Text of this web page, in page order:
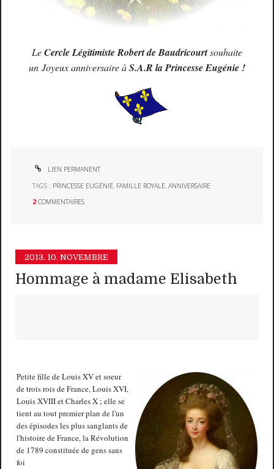
LeCercle Légitimiste Robert de Baudricourtsouhaite
un Joyeux anniversaire àS.A.R la Princesse Eugénie !
LIEN PERMANENT
TAGS : PRINCESSE EUGÉNIE, FAMILLE ROYALE,ANNIVERSAIRE
2 COMMENTAIRES
2013. 10. NOVEMBRE
Hommage à madame Elisabeth
Petite fille de Louis XV et soeur
de trois rois de France, Louis XVI,
Louis XVIII et Charles X ; elle se
tient au tout premier plan de l'un
des épisodes les plus sanglants de
l'histoire de France, la Révolution
de 1789 constituée de gens sans
foi